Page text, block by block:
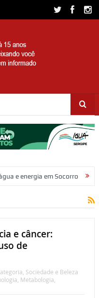
Ação policial prende trio
e câncer:
de
, Sociedade e Beleza
, Metabologia,